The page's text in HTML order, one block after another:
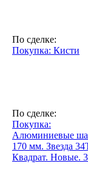
По сделке:
Покупка: Кисти
По сделке:
Покупка:
Алюминиевые
170 мм. Звезда
Квадрат. Новые.